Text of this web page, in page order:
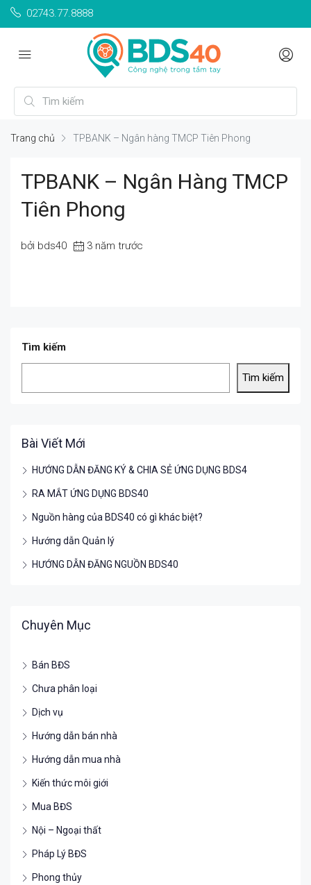
02743.77.8888
Trang chủ TPBANK – Ngân hàng TMCP Tiên Phong
TPBANK – Ngân Hàng TMCP
Tiên Phong
bởi bds40 3 năm trước
Tìm kiếm
Tìm kiếm
Bài Viết Mới
HƯỚNG DẪN ĐĂNG KÝ & CHIA SẺ ỨNG DỤNG BDS4
RA MẮT ỨNG DỤNG BDS40
Nguồn hàng của BDS40 có gì khác biệt?
Hướng dẫn Quản lý
HƯỚNG DẪN ĐĂNG NGUỒN BDS40
Chuyên Mục
Bán BĐS
Chưa phân loại
Dịch vụ
Hướng dẫn bán nhà
Hướng dẫn mua nhà
Kiến thức môi giới
Mua BĐS
Nội – Ngoại thất
Pháp Lý BĐS
Phong thủy